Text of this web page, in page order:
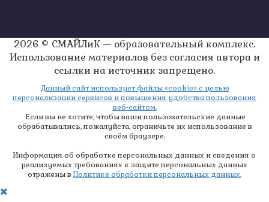
2026 © СМАЙЛиК — образовательный комплекс.
Использование материалов без согласия автора и
ссылки на источник запрещено.
Данный сайт использует файлы «cookie» с целью
персонализации сервисов и повышения удобства пользования
веб-сайтом.
Если вы не хотите, чтобы ваши пользовательские данные
обрабатывались, пожалуйста, ограничьте их использование в
своём браузере.
Информация об обработке персональных данных и сведения о
реализуемых требованиях к защите персональных данных
отражены в Политике обработки персональных данных.